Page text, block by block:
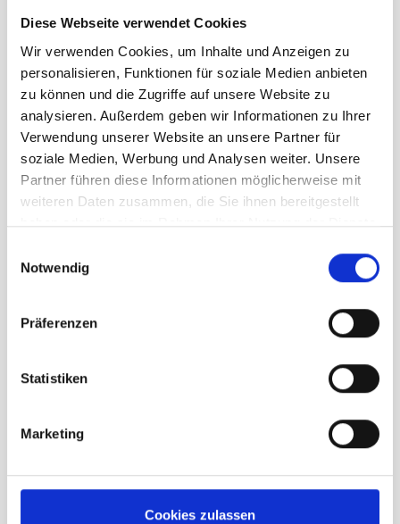
Diese Webseite verwendet Cookies
Wir verwenden Cookies, um Inhalte und Anzeigen zu
personalisieren, Funktionen für soziale Medien anbieten
zu können und die Zugriffe auf unsere Website zu
analysieren. Außerdem geben wir Informationen zu Ihrer
Verwendung unserer Website an unsere Partner für
soziale Medien, Werbung und Analysen weiter. Unsere
Partner führen diese Informationen möglicherweise mit
weiteren Daten zusammen, die Sie ihnen bereitgestellt
haben oder die sie im Rahmen Ihrer Nutzung der Dienste
Notwendig
Präferenzen
Statistiken
Marketing
Cookies zulassen
Geschlecht Herren
Größe
4 Uk 5 Uk 10½ Uk
UVP114,95 €
79,00 €
komfortabler Allrounder
drei Klettverschlüsse für optimale